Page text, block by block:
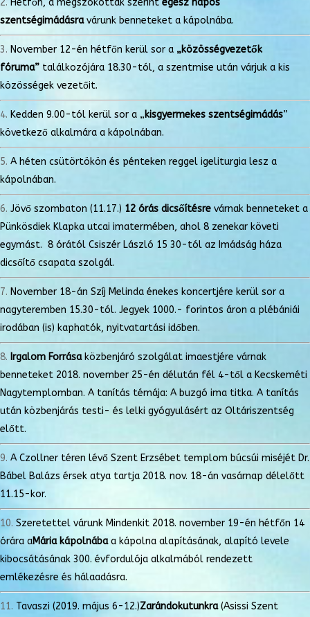
szentségimádásravárunk benneteket a kápolnába.
November 12-én hétfőn kerül sor a „közösségvezetők
fóruma” találkozójára 18.30-tól, a szentmise után várjuk a kis
közösségek vezetőit.
Kedden 9.00-tól kerül sor a „kisgyermekes szentségimádás”
következő alkalmára a kápolnában.
A héten csütörtökön és pénteken reggel igeliturgia lesz a
kápolnában.
Jövő szombaton (11.17.) 12 órás dicsőítésre várnak benneteket a
Pünkösdiek Klapka utcai imatermében, ahol 8 zenekar követi
egymást. 8 órától Csiszér László 15 30-tól az Imádság háza
dicsőítő csapata szolgál.
November 18-án Szíj Melinda énekes koncertjére kerül sor a
nagyteremben 15.30-tól. Jegyek 1000.- forintos áron a plébániái
irodában (is) kaphatók, nyitvatartási időben.
Irgalom Forrása közbenjáró szolgálat imaestjére várnak
benneteket 2018. november 25-én délután fél 4-től a Kecskeméti
Nagytemplomban. A tanítás témája: A buzgó ima titka. A tanítás
után közbenjárás testi- és lelki gyógyulásért az Oltáriszentség
előtt.
A Czollner téren lévő Szent Erzsébet templom búcsúi miséjét Dr.
Bábel Balázs érsek atya tartja 2018. nov. 18-án vasárnap délelőtt
11.15-kor.
Szeretettel várunk Mindenkit 2018. november 19-én hétfőn 14
órára aMária kápolnábaa kápolna alapításának, alapító levele
kibocsátásának 300. évfordulója alkalmából rendezett
emlékezésre és hálaadásra.
Tavaszi (2019. május 6-12.)Zarándokutunkra(Asissi Szent